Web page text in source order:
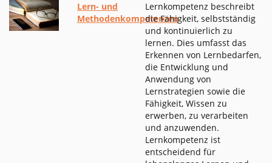
Lern- und
Methodenkompetenzen
Lernkompetenz beschreibt
die Fähigkeit, selbstständig
und kontinuierlich zu
lernen. Dies umfasst das
Erkennen von Lernbedarfen,
die Entwicklung und
Anwendung von
Lernstrategien sowie die
Fähigkeit, Wissen zu
erwerben, zu verarbeiten
und anzuwenden.
Lernkompetenz ist
entscheidend für